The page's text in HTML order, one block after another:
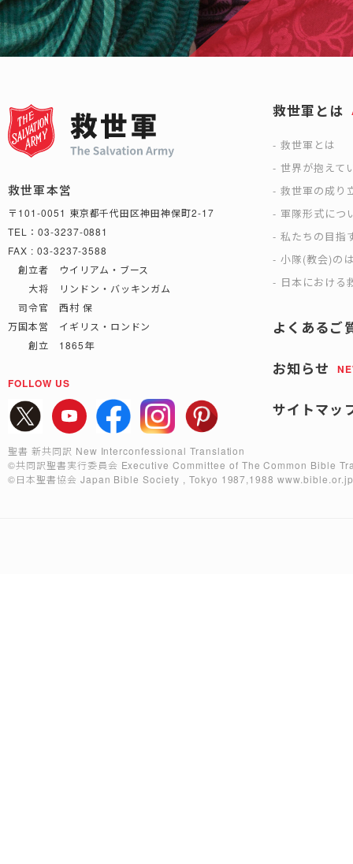
救世軍本営
〒101-0051 東京都千代田区神田神保町2-17
TEL：03-3237-0881
FAX : 03-3237-3588
創立者 ウイリアム・ブース
大将 リンドン・バッキンガム
司令官 西村 保
万国本営 イギリス・ロンドン
創立 1865年
FOLLOW US
救世軍とは
救世軍とは
世界が抱えて
救世軍の成り
軍隊形式につ
私たちの目指
小隊(教会)の
日本における
よくあるご
お知らせ
サイトマッ
聖書 新共同訳 New Interconfessional Translation
©共同訳聖書実行委員会 Executive Committee of The Common Bible
©日本聖書協会 Japan Bible Society , Tokyo 1987,1988www.bible.or.jp